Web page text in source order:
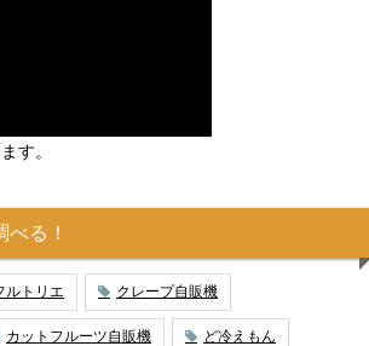
す。
る！
ルトリエ クレープ自販機
カットフルーツ自販機 ど冷えもん